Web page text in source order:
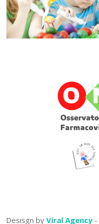
Desisgn by Viral Agency -